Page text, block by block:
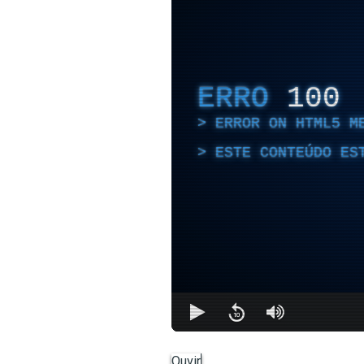
ERRO 100
ERROR ON HTML5
ESTE CONTEÚDO